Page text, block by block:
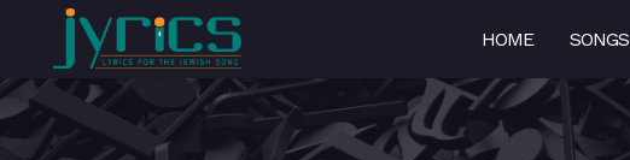
HOME SONGS